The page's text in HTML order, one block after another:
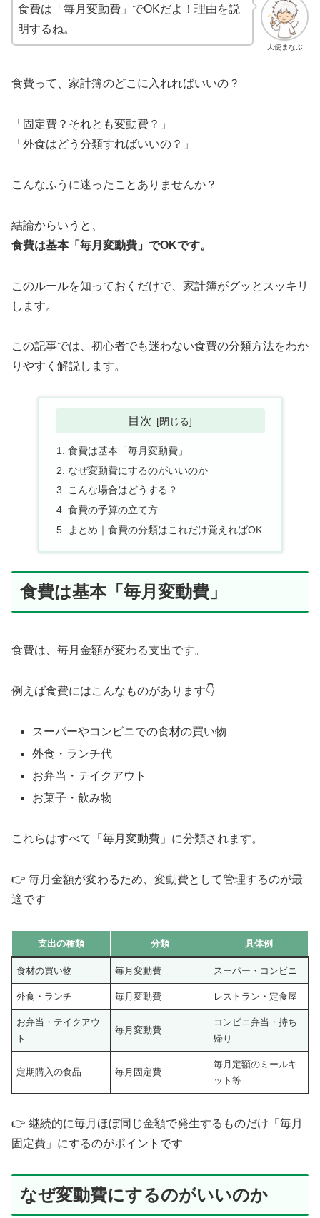
天使まなぶ
食費は「毎月変動費」でOKだよ！理由を説
明するね。
食費って、家計簿のどこに入れればいいの？
「固定費？それとも変動費？」
「外食はどう分類すればいいの？」
こんなふうに迷ったことありませんか？
結論からいうと、
食費は基本「毎月変動費」でOKです。
このルールを知っておくだけで、家計簿がグッとスッキリ
します。
この記事では、初心者でも迷わない食費の分類方法をわか
りやすく解説します。
目次
食費は基本「毎月変動費」
なぜ変動費にするのがいいのか
こんな場合はどうする？
食費の予算の立て方
まとめ｜食費の分類はこれだけ覚えればOK
食費は基本「毎月変動費」
食費は、毎月金額が変わる支出です。
例えば食費にはこんなものがあります👇
スーパーやコンビニでの食材の買い物
外食・ランチ代
お弁当・テイクアウト
お菓子・飲み物
これらはすべて「毎月変動費」に分類されます。
👉 毎月金額が変わるため、変動費として管理するのが最
適です
支出の種類 分類 具体例
食材の買い物 毎月変動費 スーパー・コンビニ
外食・ランチ 毎月変動費 レストラン・定食屋
お弁当・テイクアウ
ト
毎月変動費
コンビニ弁当・持ち
帰り
定期購入の食品 毎月固定費
毎月定額のミールキ
ット等
👉 継続的に毎月ほぼ同じ金額で発生するものだけ「毎月
固定費」にするのがポイントです
なぜ変動費にするのがいいのか